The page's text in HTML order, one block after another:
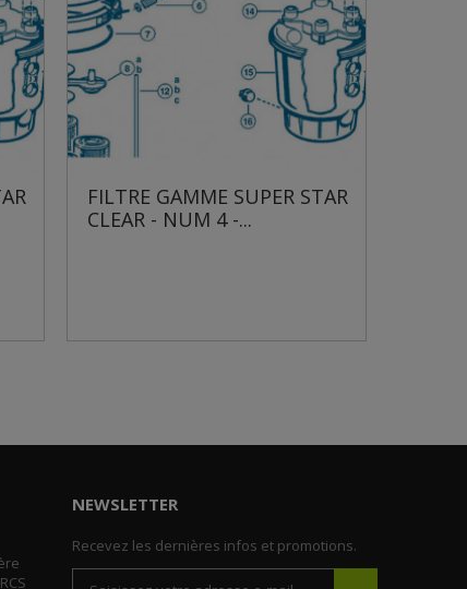
FILTRE GAMME SUPER STAR
CLEAR - NUM 4 -...
NEWSLETTER
Recevez les dernières infos et promotions.